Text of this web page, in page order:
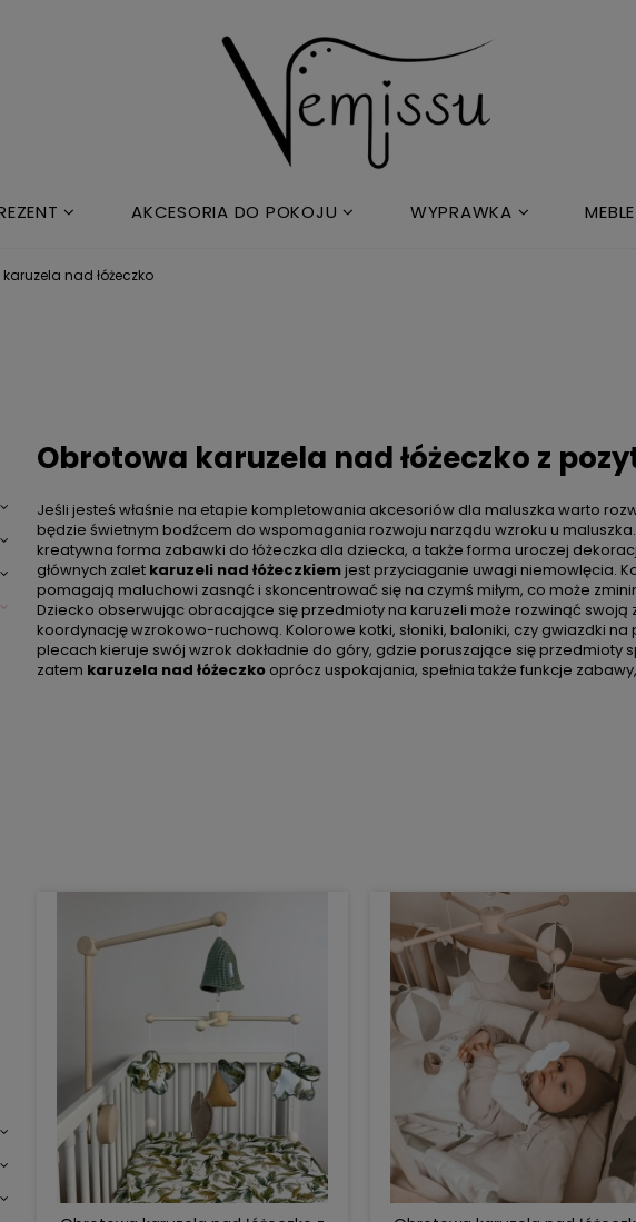
AKCESORIA DO POKOJU WYPRAWKA MEBLE
karuzela nad łóżeczko
Obrotowa karuzela nad łóżeczko z
Jeśli jesteś właśnie na etapie kompletowania akcesoriów dla maluszka warto
będzie świetnym bodźcem do wspomagania rozwoju narządu wzroku u maluszka.
kreatywna forma zabawki do łóżeczka dla dziecka, a także forma uroczej
głównych zalet karuzeli nad łóżeczkiemjest przyciaganie uwagi niemowlęcia.
pomagają maluchowi zasnąć i skoncentrować się na czymś miłym, co może
Dziecko obserwując obracające się przedmioty na karuzeli może rozwinąć
koordynację wzrokowo-ruchową. Kolorowe kotki, słoniki, baloniki, czy gwiazdki
plecach kieruje swój wzrok dokładnie do góry, gdzie poruszające się przedmioty
zatem karuzela nad łóżeczko oprócz uspokajania, spełnia także funkcje
DO KOSZYKA DO KOSZYKA